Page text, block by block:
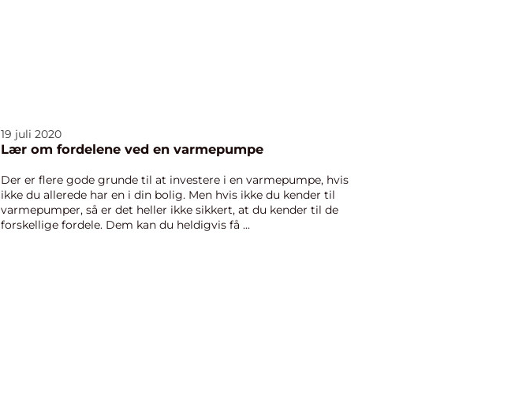
19 juli 2020
Lær om fordelene ved en varmepumpe
Der er flere gode grunde til at investere i en varmepumpe, hvis
ikke du allerede har en i din bolig. Men hvis ikke du kender til
varmepumper, så er det heller ikke sikkert, at du kender til de
forskellige fordele. Dem kan du heldigvis få ...